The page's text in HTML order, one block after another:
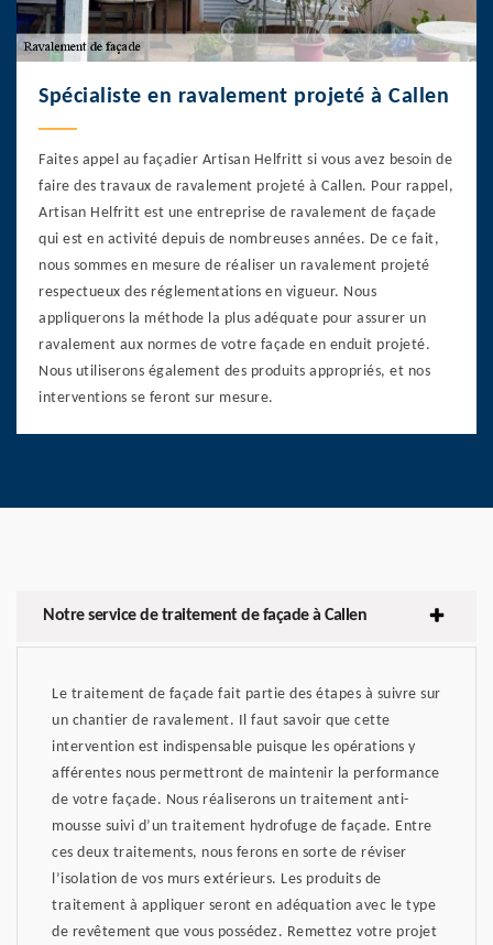
Spécialiste en ravalement projeté à Callen
Faites appel au façadier Artisan Helfritt si vous avez besoin de
faire des travaux de ravalement projeté à Callen. Pour rappel,
Artisan Helfritt est une entreprise de ravalement de façade
qui est en activité depuis de nombreuses années. De ce fait,
nous sommes en mesure de réaliser un ravalement projeté
respectueux des réglementations en vigueur. Nous
appliquerons la méthode la plus adéquate pour assurer un
ravalement aux normes de votre façade en enduit projeté.
Nous utiliserons également des produits appropriés, et nos
interventions se feront sur mesure.
Notre service de traitement de façade à Callen
Le traitement de façade fait partie des étapes à suivre sur
un chantier de ravalement. Il faut savoir que cette
intervention est indispensable puisque les opérations y
afférentes nous permettront de maintenir la performance
de votre façade. Nous réaliserons un traitement anti-
mousse suivi d’un traitement hydrofuge de façade. Entre
ces deux traitements, nous ferons en sorte de réviser
l’isolation de vos murs extérieurs. Les produits de
traitement à appliquer seront en adéquation avec le type
de revêtement que vous possédez. Remettez votre projet